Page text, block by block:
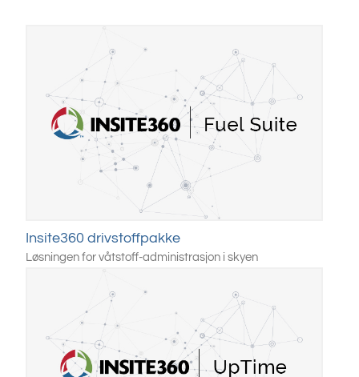
Insite360 drivstoffpakke
Løsningen for våtstoff-administrasjon i skyen